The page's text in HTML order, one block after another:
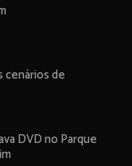
cenários de
DVD no Parque